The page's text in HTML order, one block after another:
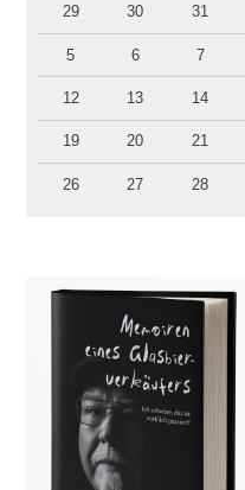
29 30 31
5 6 7
12 13 14
19 20 21
26 27 28